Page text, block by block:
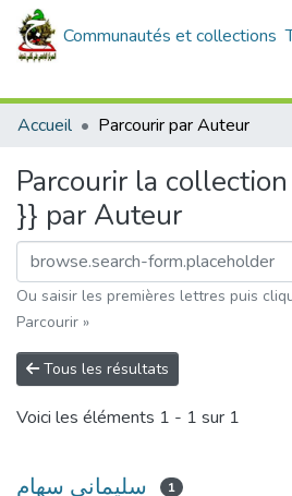
Communautés et collections
Accueil
Parcourir par Auteur
Parcourir la
}} par Auteur
Ou saisir les premières lettres puis
Parcourir »
Tous les résultats
Voici les éléments 1 - 1 sur 1
سليماني سهام 1